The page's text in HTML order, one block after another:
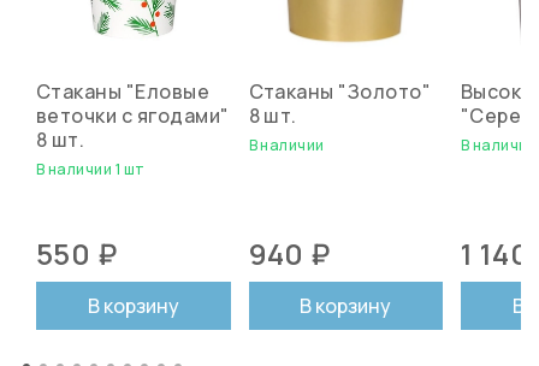
Стаканы "Еловые
веточки с ягодами"
8 шт.
В наличии 1 шт
550 ₽
В корзину
Стаканы "Золото"
8 шт.
В наличии
940 ₽
В корзину
В
1
В